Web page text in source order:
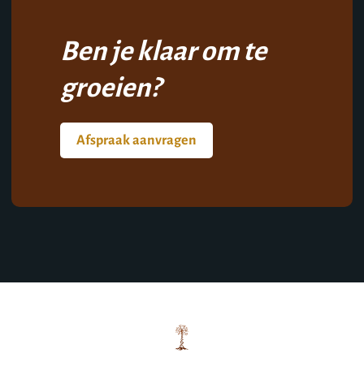
Ben je klaar om te
groeien?
Afspraak aanvragen